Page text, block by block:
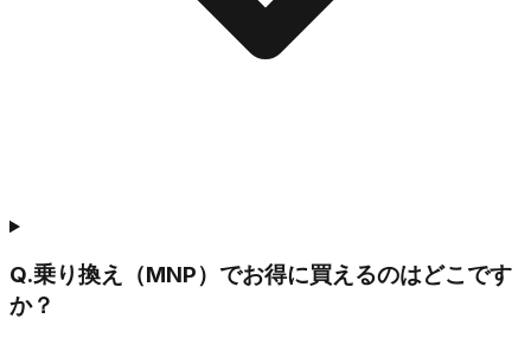
Q.乗り換え（MNP）でお得に買えるのはどこです
か？